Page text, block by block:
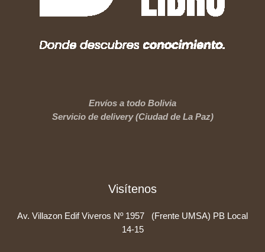
Envíos a todo Bolivia
Servicio de delivery (Ciudad de La Paz)
Visítenos
Av. Villazon Edif Viveros Nº 1957 (Frente UMSA) PB Local
14-15